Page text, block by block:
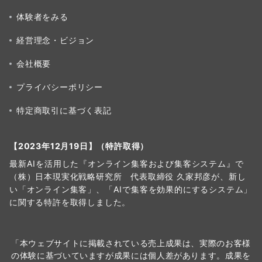
体験者をみる
経営理念・ビジョン
会社概要
プライバシーポリシー
特定商取引に基づく表記
【2023年12月19日】（特許取得）
最新AIを活用した『オンライン集客および集客システム』で
（株）日本現実化戦略研究所 代表取締役 久家邦彦が、新し
い「オンライン集客」、「AIで集客を効果的にするシステム」
に関する特許を取得しました。
「本ウェブサイトに掲載されている売上成果は、実際のお客様
の体験に基づいていますが成果には個人差があります。成果を